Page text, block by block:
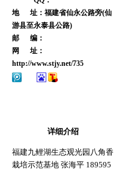
地 址：福建省仙永公路旁(仙
游县至永泰县公路)
邮 编：
网 址：
http://www.stjy.net/735
详细介绍
福建九鲤湖生态观光园八角香
栽培示范基地 张海平 189595